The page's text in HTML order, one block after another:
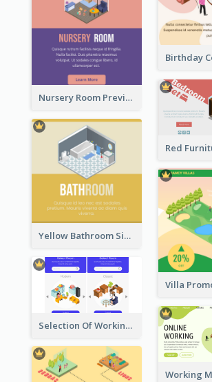
Nursery Room Preview With Isometric Diagram
Yellow Bathroom Sign With Isometric Diagram
Selection Of Working Space With Isometric Graphics